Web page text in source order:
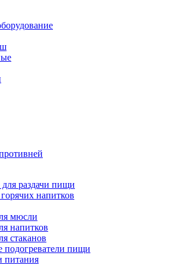
раздачи пищи
напитков
мюсли
напитков
стаканов
подогреватели пищи
питания